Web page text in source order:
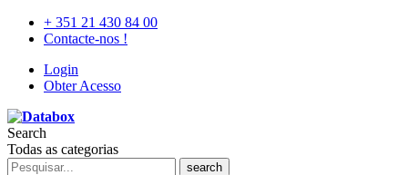
+ 351 21 430 84 00
Contacte-nos !
Login
Obter Acesso
Search
Todas as categorias
search